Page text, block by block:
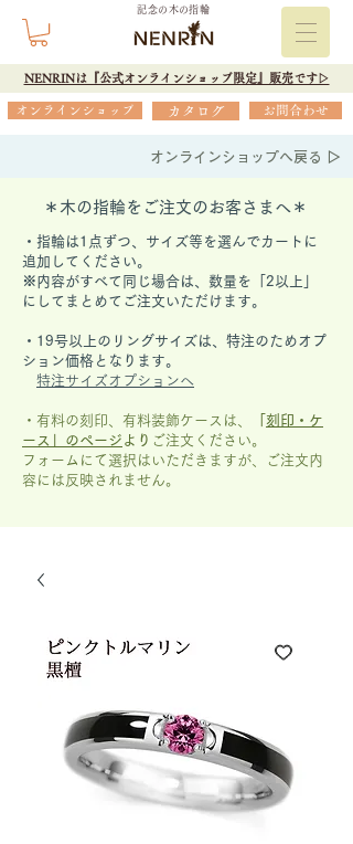
記念の木の指輪
NENRINは『公式オンラインショップ限定』販売です▷
オンラインショップ カタログ お問合わせ
オンラインショップへ戻る ▷
＊木の指輪をご注文のお客さまへ＊
・指輪は1点ずつ、サイズ等を選んでカートに
追加してください。
※内容がすべて同じ場合は、数量を「2以上」
にしてまとめてご注文いただけます。
​・19号以上のリングサイズは、特注のためオプ
ション価格となります。
特注サイズオプションへ
・有料の刻印、有料装飾ケースは、
刻印・ケ
ース」のページ より ご注文ください。
フォームにて選択はいただきますが、
ご注文内
容には反映されません。